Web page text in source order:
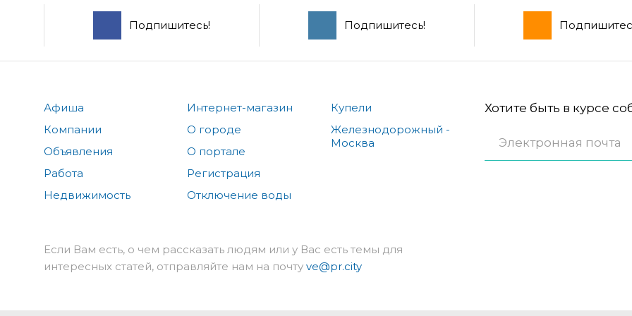
Подпишитесь! Подпишитесь!
Афиша
Компании
Объявления
Работа
Недвижимость
Интернет-магазин
О городе
О портале
Регистрация
Отключение воды
Купели
Железнодорожный -
Москва
Хотите быть в курсе
Если Вам есть, о чем рассказать людям или у Вас есть темы для
интересных статей, отправляйте нам на почту ve@pr.city